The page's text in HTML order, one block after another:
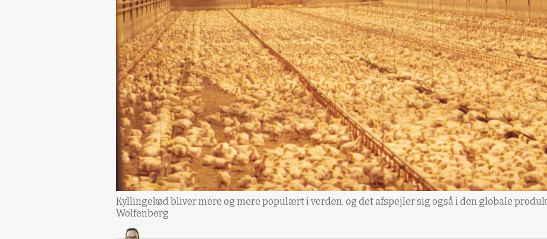
Kyllingekød bliver mere og mere populært i verden, og det afspejler sig også i den globale
Wolfenberg